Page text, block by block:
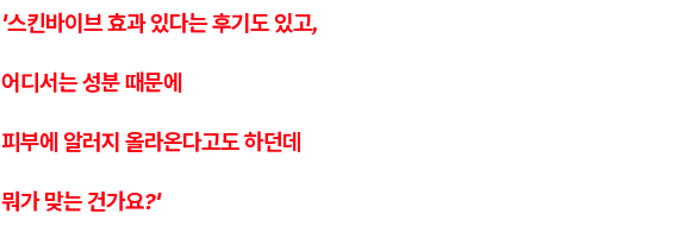
'스킨바이브 효과 있다는 후기도 있고,
어디서는 성분 때문에
피부에 알러지 올라온다고도 하던데
뭐가 맞는 건가요?'